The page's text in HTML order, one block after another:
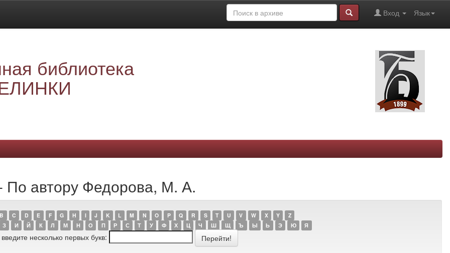
Язык
Вход
библиотека
По автору Федорова, М. А.
B C D E F G H I J K L M N O P Q R S T U V W X Y
Z
З
И Й К Л М Н О П Р С Т У Ф Х Ц Ч Ш Щ Ъ Ы Ь Э Ю Я
несколько первых букв: